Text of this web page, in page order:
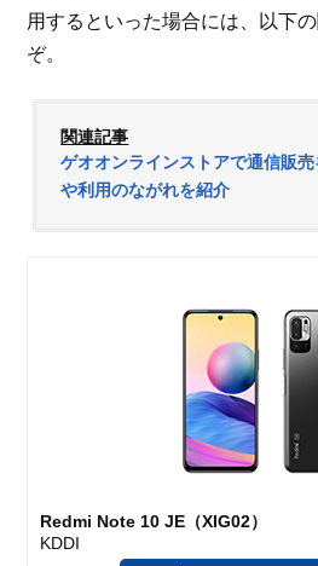
用するといった場合には、以下
ぞ。
関連記事
ゲオオンラインストアで通信販
や利用のながれを紹介
Redmi Note 10 JE（XIG02）
KDDI